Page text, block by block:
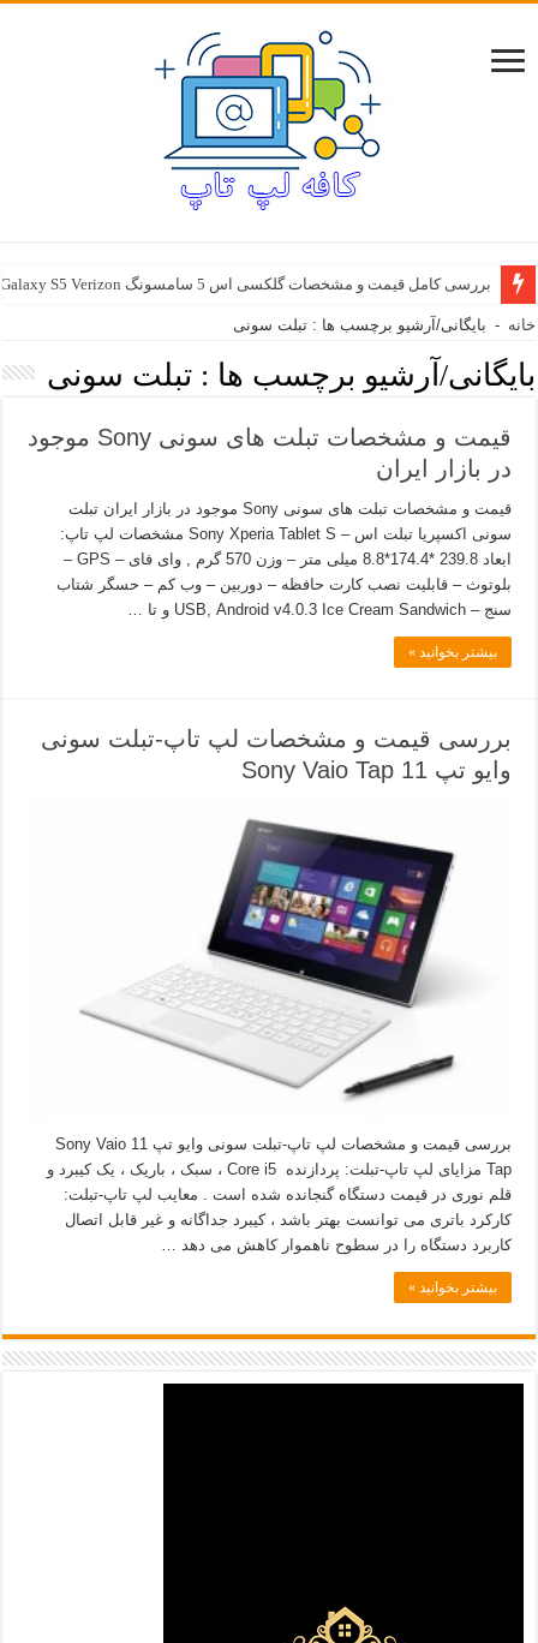
بررسی کامل قیمت و مشخصات گلکسی اس 5 سامسونگ Samsung Galaxy S5 Verizon
خانه - بایگانی/آرشیو برچسب ها : تبلت سونی
بایگانی/آرشیو برچسب ها :تبلت سونی
قیمت و مشخصات تبلت های سونی Sony موجود
در بازار ایران
قیمت و مشخصات تبلت های سونی Sony موجود در بازار ایران تبلت
سونی اکسپریا تبلت اس – Sony Xperia Tablet S مشخصات لپ تاپ:
ابعاد 239.8 *174.4*8.8 میلی متر – وزن 570 گرم , وای فای – GPS –
بلوتوث – قابلیت نصب کارت حافظه – دوربین – وب کم – حسگر شتاب
سنج – USB, Android v4.0.3 Ice Cream Sandwich و تا …
بیشتر بخوانید »
بررسی قیمت و مشخصات لپ تاپ-تبلت سونی
وایو تپ 11 Sony Vaio Tap
بررسی قیمت و مشخصات لپ تاپ-تبلت سونی وایو تپ 11 Sony Vaio
Tap مزایای لپ تاپ-تبلت: پردازنده Core i5 ، سبک ، باریک ، یک کیبرد و
قلم نوری در قیمت دستگاه گنجانده شده است . معایب لپ تاپ-تبلت:
کارکرد باتری می توانست بهتر باشد ، کیبرد جداگانه و غیر قابل اتصال
کاربرد دستگاه را در سطوح ناهموار کاهش می دهد …
بیشتر بخوانید »